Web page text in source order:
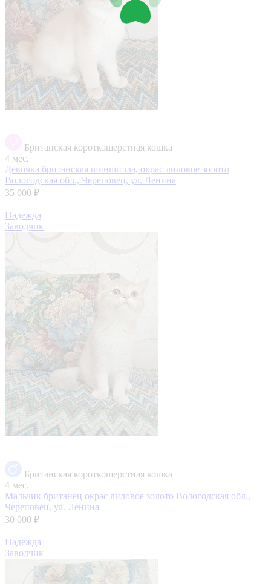
Британская короткошерстная кошка
4 мес.
Девочка британская шиншилла, окрас лиловое золото
Вологодская обл., Череповец, ул. Ленина
35 000 ₽
Надежда
Заводчик
Британская короткошерстная кошка
4 мес.
Мальчик британец окрас лиловое золото Вологодская обл.,
Череповец, ул. Ленина
30 000 ₽
Надежда
Заводчик